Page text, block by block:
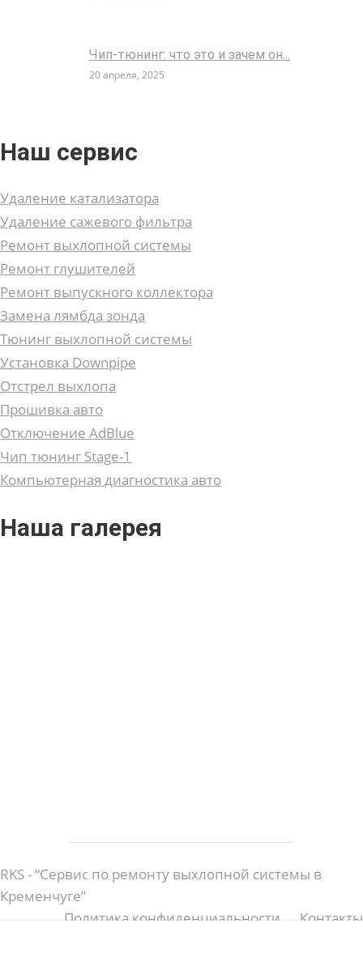
Чип-тюнинг: что это и зачем он...
20 апреля, 2025
Наш сервис
Удаление катализатора
Удаление сажевого фильтра
Ремонт выхлопной системы
Ремонт глушителей
Ремонт выпускного коллектора
Замена лямбда зонда
Тюнинг выхлопной системы
Установка Downpipe
Отстрел выхлопа
Прошивка авто
Отключение AdBlue
Чип тюнинг Stage-1
Компьютерная диагностика авто
Наша галерея
RKS - “Cервис по ремонту выхлопной системы в
Кременчуге”
Политика конфиденциальности
Контакты